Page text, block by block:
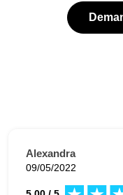
Alexandra
09/05/2022